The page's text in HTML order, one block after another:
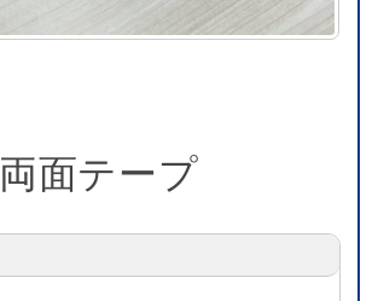
両面テープ